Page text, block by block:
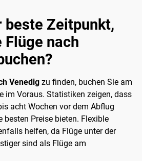
beste Zeitpunkt,
nach
Venedig zu finden, buchen Sie am
im Voraus. Statistiken zeigen, dass
acht Wochen vor dem Abflug
besten Preise bieten. Flexible
helfen, da Flüge unter der
sind als Flüge am